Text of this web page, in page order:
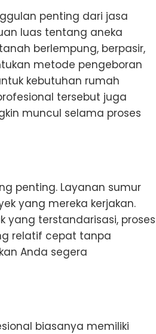
penting dari jasa
luas tentang aneka
berlempung, berpasir,
metode pengeboran
kebutuhan rumah
tersebut juga
muncul selama proses
penting. Layanan sumur
yang mereka kerjakan.
terstandarisasi, proses
relatif cepat tanpa
Anda segera
biasanya memiliki